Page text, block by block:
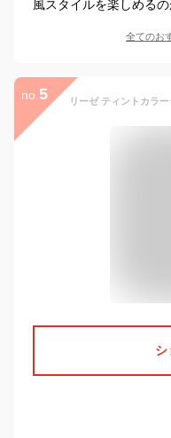
風スタイルを楽しめるの
全てのお
no. 5
シ